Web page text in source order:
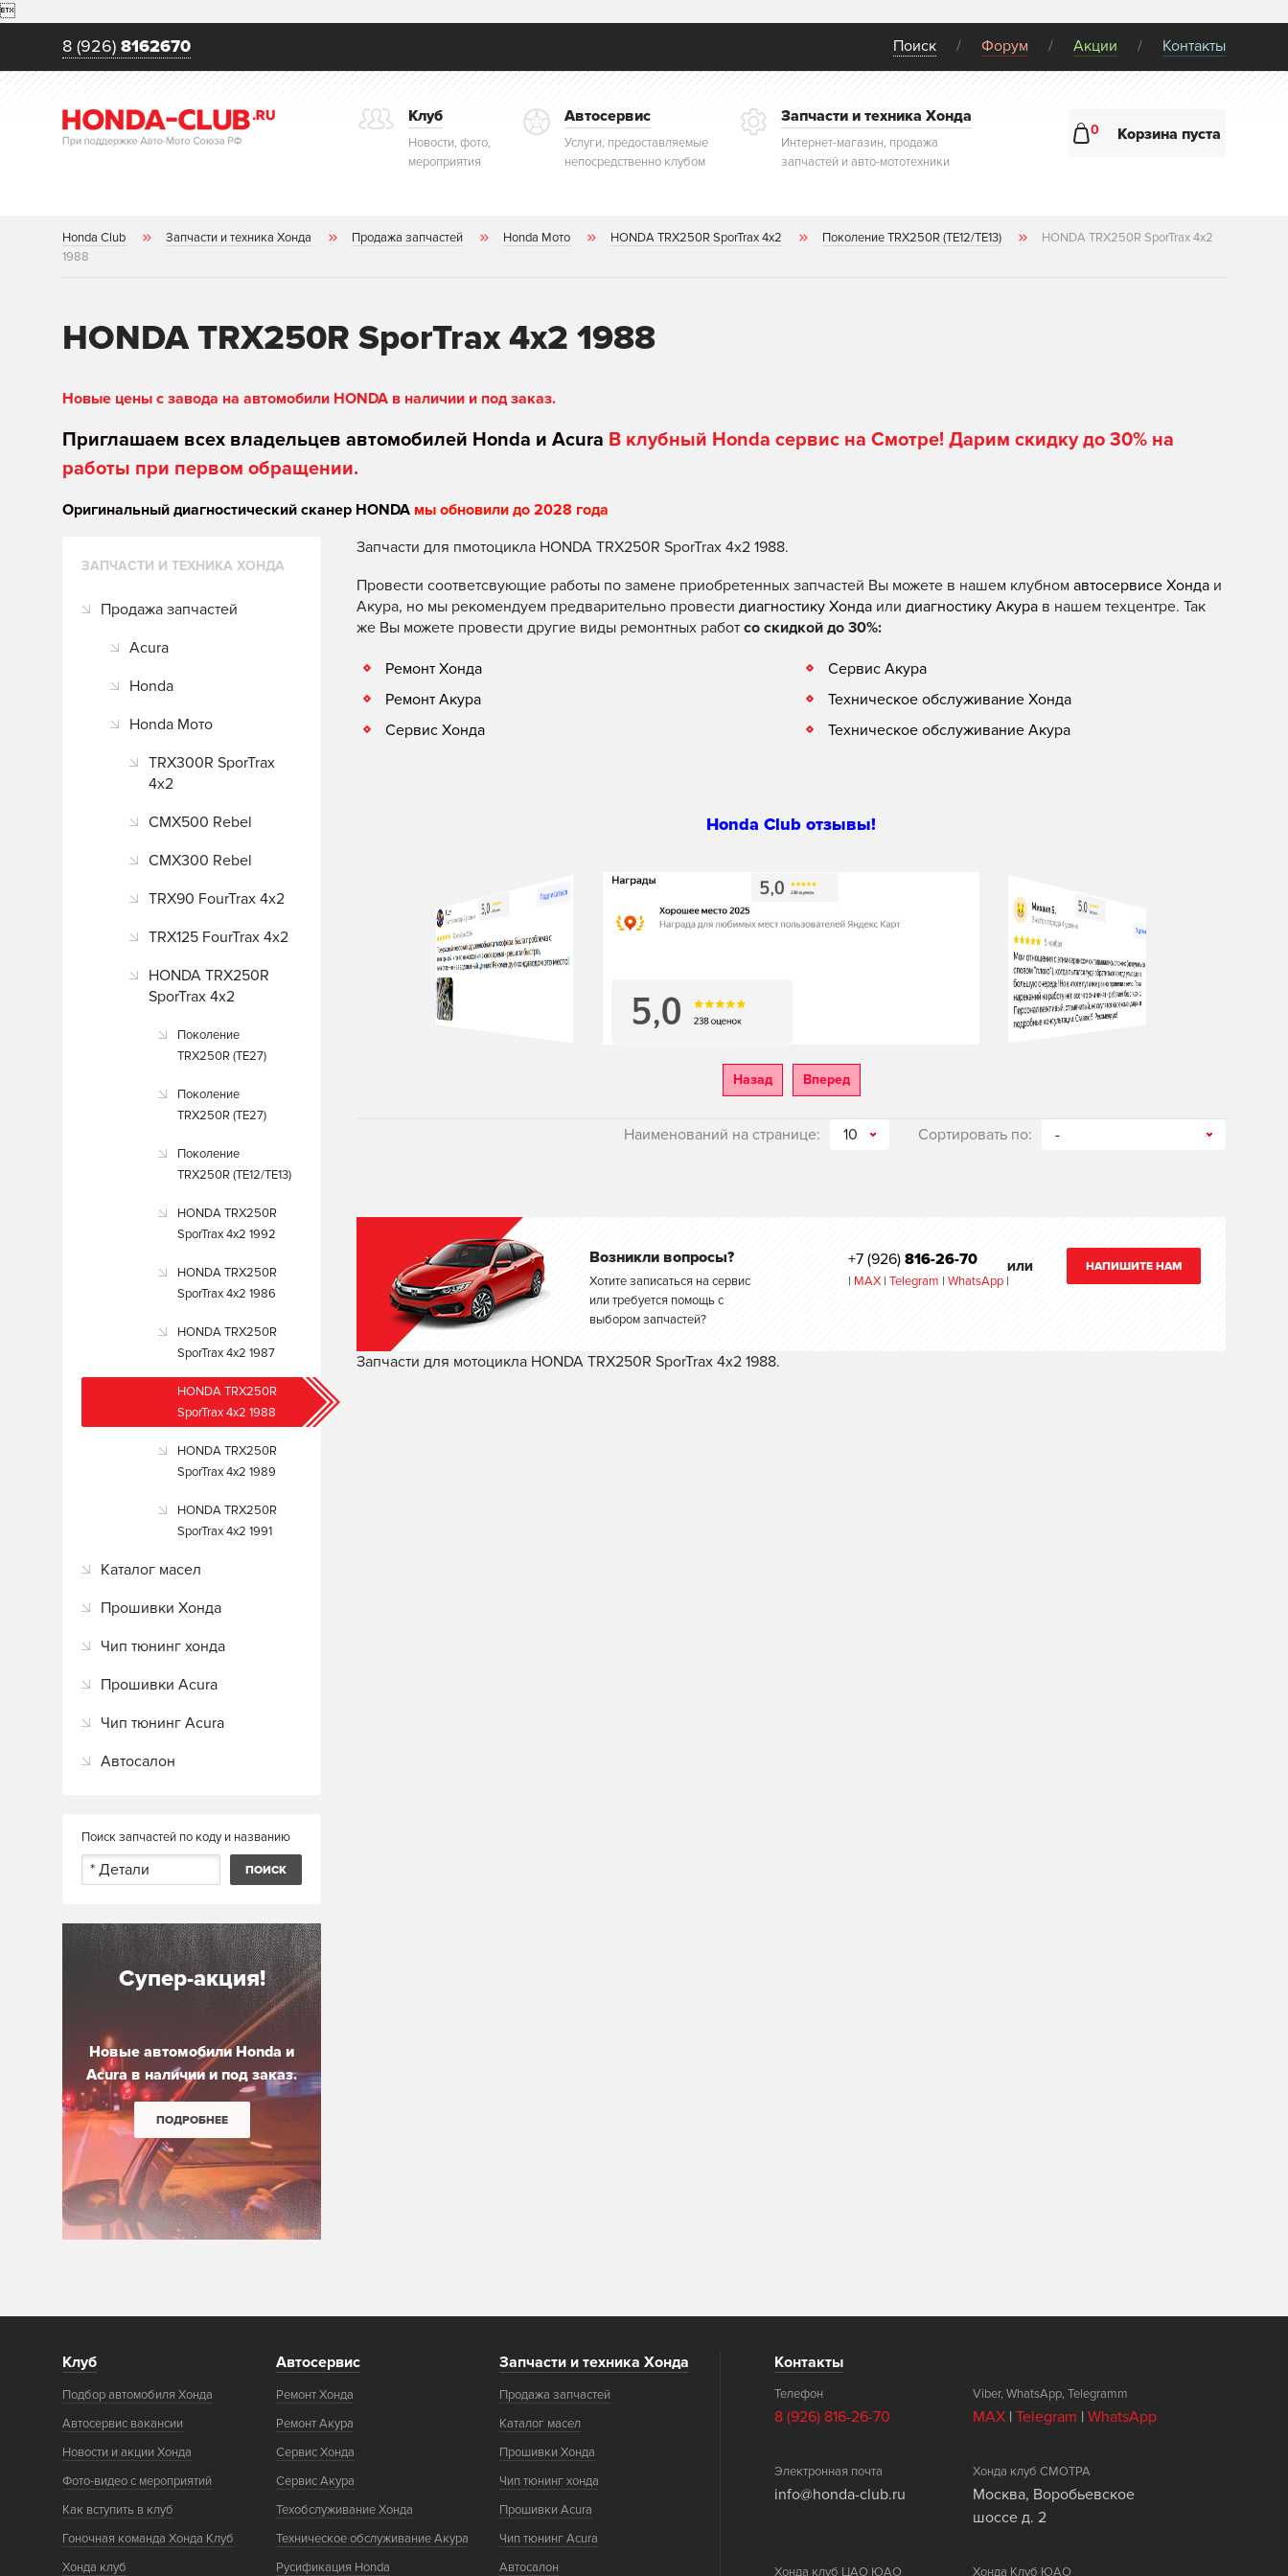

8 (926) 8162670 Поиск Форум Акции Контакты
Клуб
Новости, фото,
мероприятия
Автосервис
Услуги, предоставляемые
непосредственно клубом
Запчасти и техника Хонда
Интернет-магазин, продажа
запчастей и авто-мототехники
0 Корзина пуста
Honda Club Запчасти и техника Хонда Продажа запчастей Honda Мото HONDA TRX250R SporTrax 4x2 Поколение TRX250R (TE12/TE13)
HONDA TRX250R SporTrax 4x2
1988
HONDA TRX250R SporTrax 4x2 1988
Новые цены с завода на автомобили HONDA в наличии и под заказ.
Приглашаем всех владельцев автомобилей Honda и Acura В клубный Honda сервис на Смотре! Дарим скидку до 30% на
работы при первом обращении.
Оригинальный диагностический сканер HONDA мы обновили до 2028 года
ЗАПЧАСТИ И ТЕХНИКА ХОНДА
Продажа запчастей
Acura
Honda
Honda Мото
TRX300R SporTrax
4x2
CMX500 Rebel
CMX300 Rebel
TRX90 FourTrax 4x2
TRX125 FourTrax 4x2
HONDA TRX250R
SporTrax 4x2
Поколение
TRX250R (TE27)
Поколение
TRX250R (TE27)
Поколение
TRX250R (TE12/TE13)
HONDA TRX250R
SporTrax 4x2 1992
HONDA TRX250R
SporTrax 4x2 1986
HONDA TRX250R
SporTrax 4x2 1987
HONDA TRX250R
SporTrax 4x2 1988
HONDA TRX250R
SporTrax 4x2 1989
HONDA TRX250R
SporTrax 4x2 1991
Каталог масел
Прошивки Хонда
Чип тюнинг хонда
Прошивки Acura
Чип тюнинг Acura
Автосалон
Поиск запчастей по коду и названию
Супер-акция!
Новые автомобили Honda и
Acura в наличии и под заказ.
ПОДРОБНЕЕ
Запчасти для пмотоцикла HONDA TRX250R SporTrax 4x2 1988.
Провести соответсвующие работы по замене приобретенных запчастей Вы можете в нашем клубном автосервисе Хонда и
Акура, но мы рекомендуем предварительно провести диагностику Хонда или диагностику Акура в нашем техцентре. Так
же Вы можете провести другие виды ремонтных работ со скидкой до 30%:
Ремонт Хонда
Ремонт Акура
Сервис Хонда
Сервис Акура
Техническое обслуживание Хонда
Техническое обслуживание Акура
Honda Club отзывы!
Назад Вперед
Наименований на странице: 10 Сортировать по: -
Возникли вопросы?
Хотите записаться на сервис
или требуется помощь с
выбором запчастей?
+7 (926) 816-26-70
| MAX | Telegram | WhatsApp |
ИЛИ НАПИШИТЕ НАМ
Запчасти для мотоцикла HONDA TRX250R SporTrax 4x2 1988.
Клуб
Подбор автомобиля Хонда
Автосервис вакансии
Новости и акции Хонда
Фото-видео с мероприятий
Как вступить в клуб
Гоночная команда Хонда Клуб
Хонда клуб
Автосервис
Ремонт Хонда
Ремонт Акура
Сервис Хонда
Сервис Акура
Техобслуживание Хонда
Техническое обслуживание Акура
Русификация Honda
Запчасти и техника Хонда
Продажа запчастей
Каталог масел
Прошивки Хонда
Чип тюнинг хонда
Прошивки Acura
Чип тюнинг Acura
Автосалон
Контакты
Телефон
8 (926) 816-26-70
Viber, WhatsApp, Telegramm
MAX |Telegram |WhatsApp
Электронная почта
info@honda-club.ru
Хонда клуб СМОТРА
Москва, Воробьевское
шоссе д. 2
Хонда клуб ЦАО ЮАО Хонда Клуб ЮАО